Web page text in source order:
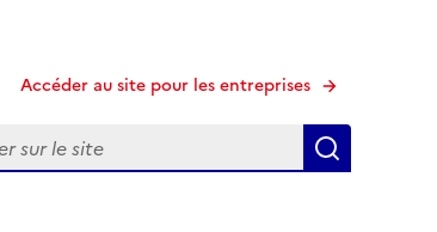
Accéder au site pour les entreprises